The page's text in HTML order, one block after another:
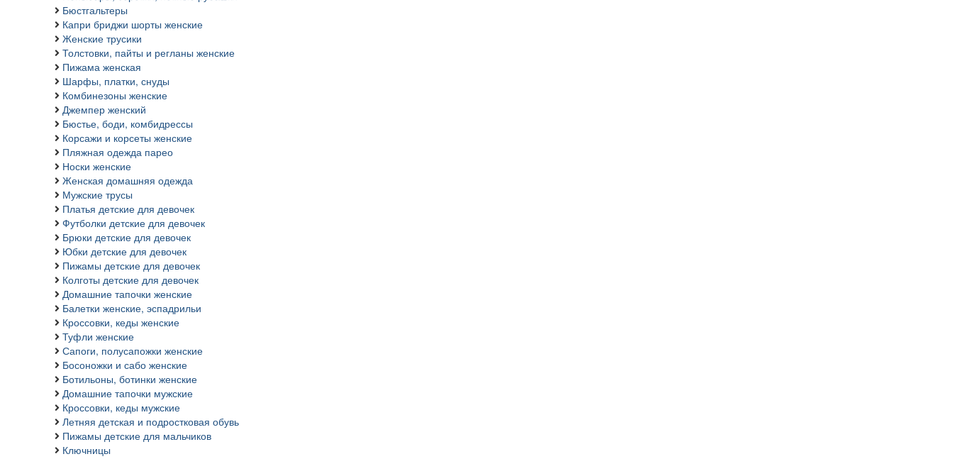
Бюстгальтеры
Капри бриджи шорты женские
Женские трусики
Толстовки, пайты и регланы женские
Пижама женская
Шарфы, платки, снуды
Комбинезоны женские
Джемпер женский
Бюстье, боди, комбидрессы
Корсажи и корсеты женские
Пляжная одежда парео
Носки женские
Женская домашняя одежда
Мужские трусы
Платья детские для девочек
Футболки детские для девочек
Брюки детские для девочек
Юбки детские для девочек
Пижамы детские для девочек
Колготы детские для девочек
Домашние тапочки женские
Балетки женские, эспадрильи
Кроссовки, кеды женские
Туфли женские
Сапоги, полусапожки женские
Босоножки и сабо женские
Ботильоны, ботинки женские
Домашние тапочки мужские
Кроссовки, кеды мужские
Летняя детская и подростковая обувь
Пижамы детские для мальчиков
Ключницы